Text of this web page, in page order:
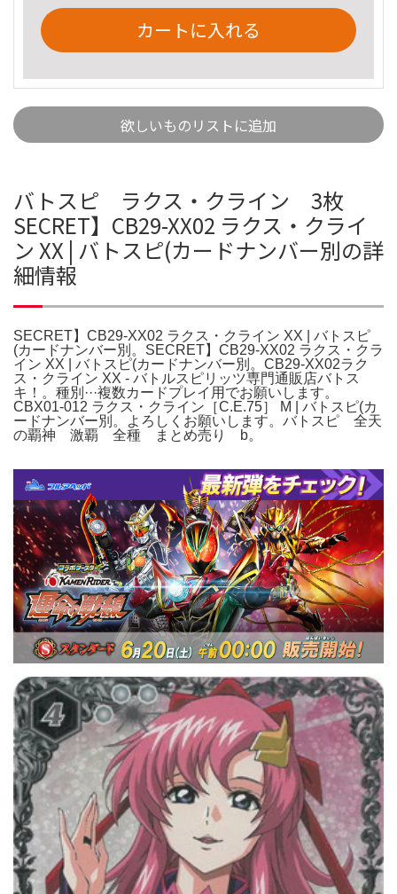
カートに入れる
欲しいものリストに追加
バトスピ ラクス・クライン 3枚
SECRET】CB29-XX02 ラクス・クライ
ン XX | バトスピ(カードナンバー別の詳
細情報
SECRET】CB29-XX02 ラクス・クライン XX | バトスピ
(カードナンバー別。SECRET】CB29-XX02 ラクス・クラ
イン XX | バトスピ(カードナンバー別。CB29-XX02ラク
ス・クライン XX - バトルスピリッツ専門通販店バトス
キ！。種別···複数カードプレイ用でお願いします。
CBX01-012 ラクス・クライン［C.E.75］ M | バトスピ(カ
ードナンバー別。よろしくお願いします。バトスピ 全天
の覇神 激覇 全種 まとめ売り b。